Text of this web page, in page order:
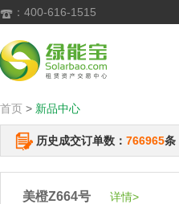
 ：400-616-1515
首页 > 新品中心
历史成交订单数： 766965条
美橙Z664号 详情>